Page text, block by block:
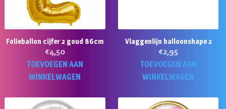
Folieballon cijfer 2 goud 86cm
€4,50
TOEVOEGEN AAN
WINKELWAGEN
Vlaggenlijn balloonshape 2
€2,95
TOEVOEGEN AAN
WINKELWAGEN